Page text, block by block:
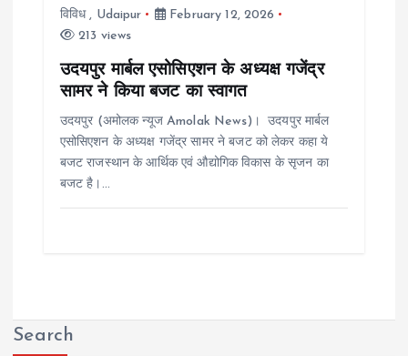
विविध, Udaipur
February 12, 2026
213 views
उदयपुर मार्बल एसोसिएशन के अध्यक्ष गजेंद्र
सामर ने किया बजट का स्वागत
उदयपुर (अमोलक न्यूज Amolak News)। उदयपुर मार्बल
एसोसिएशन के अध्यक्ष गजेंद्र सामर ने बजट को लेकर कहा ये
बजट राजस्थान के आर्थिक एवं औद्योगिक विकास के सृजन का
बजट है।…
Search